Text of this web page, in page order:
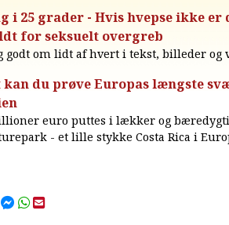
i 25 grader - Hvis hvepse ikke
for seksuelt overgreb
godt om lidt af hvert i tekst, billeder og
kan du prøve Europas længste
euro puttes i lækker og
- et lille stykke Costa Rica i